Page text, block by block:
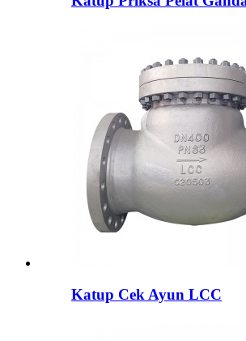
Katup Cek Ayun LCC